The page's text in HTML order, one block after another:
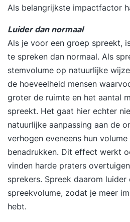
Als belangrijkste impactfactor
Luider dan normaal
Als je voor een groep spreekt,
te spreken dan normaal. Als
stemvolume op natuurlijke
de hoeveelheid mensen
groter de ruimte en het aantal
spreekt. Het gaat hier echter
natuurlijke aanpassing aan de
verhogen eveneens hun
benadrukken. Dit effect werkt
vinden harde praters
sprekers. Spreek daarom luider
spreekvolume, zodat je meer
hebt.